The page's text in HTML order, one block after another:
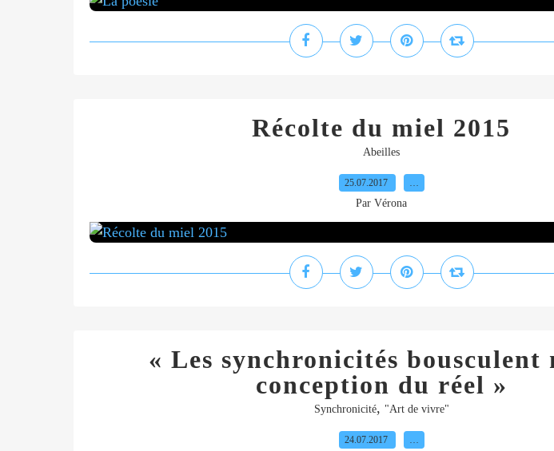
Récolte du miel 2015
Abeilles
25.07.2017 …
Par Vérona
« Les synchronicités bousculent
conception du réel »
Synchronicité, "Art de vivre"
24.07.2017 …